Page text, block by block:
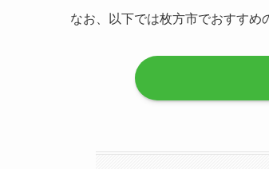
なお、以下では枚方市でおすすめ